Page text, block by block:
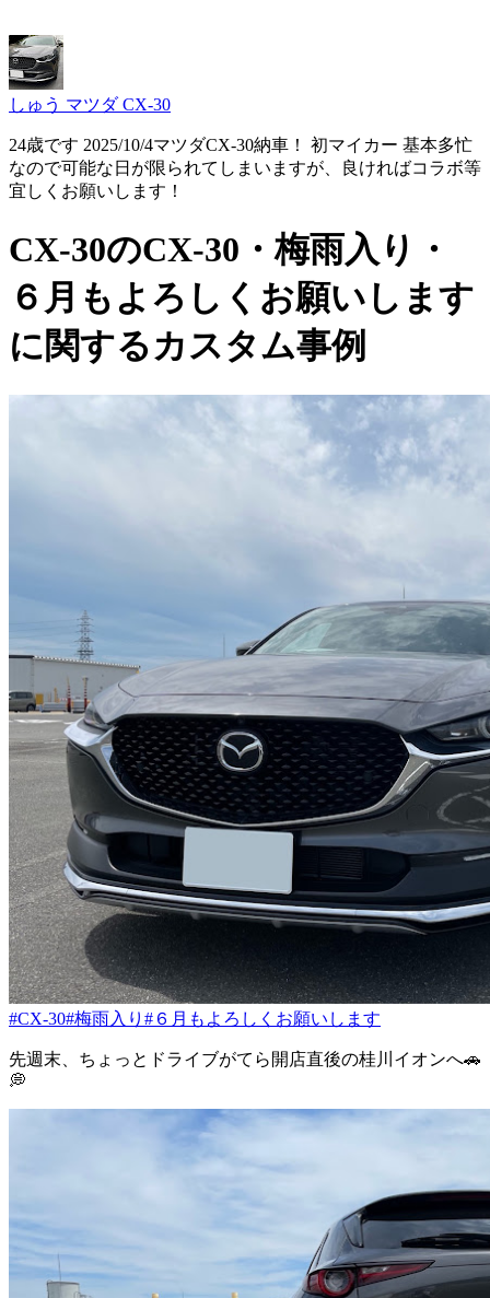
しゅう マツダ CX-30
24歳です 2025/10/4マツダCX-30納車！ 初マイカー 基本多忙
なので可能な日が限られてしまいますが、良ければコラボ等
宜しくお願いします！
CX-30のCX-30・梅雨入り・
６月もよろしくお願いします
に関するカスタム事例
#CX-30#梅雨入り #６月もよろしくお願いします
先週末、ちょっとドライブがてら開店直後の桂川イオンへ🚗
💭